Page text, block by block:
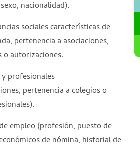
nacionalidad).
sociales características de
pertenencia a asociaciones,
o autorizaciones.
profesionales
pertenencia a colegios o
empleo (profesión, puesto de
de nómina, historial de